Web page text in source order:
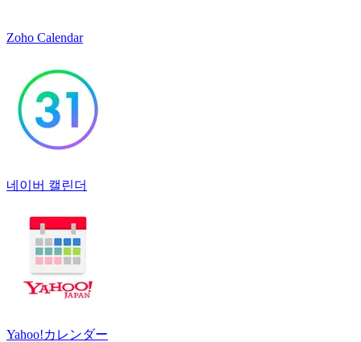
Zoho Calendar
네이버 캘린더
Yahoo!カレンダー